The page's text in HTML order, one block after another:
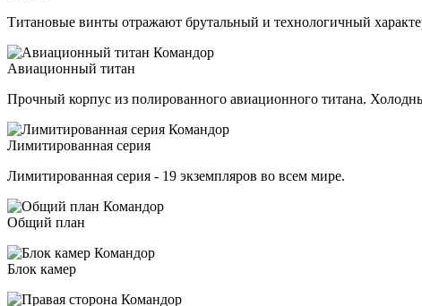
Титановые винты отражают брутальный и технологичный
Авиационный титан
Прочный корпус из полированного авиационного титана.
Лимитированная серия
Лимитированная серия - 19 экземпляров во всем мире.
Общий план
Блок камер